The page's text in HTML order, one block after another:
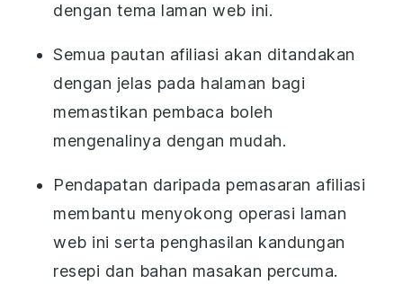
dengan tema laman web ini.
Semua pautan afiliasi akan ditandakan
dengan jelas pada halaman bagi
memastikan pembaca boleh
mengenalinya dengan mudah.
Pendapatan daripada pemasaran afiliasi
membantu menyokong operasi laman
web ini serta penghasilan kandungan
resepi dan bahan masakan percuma.